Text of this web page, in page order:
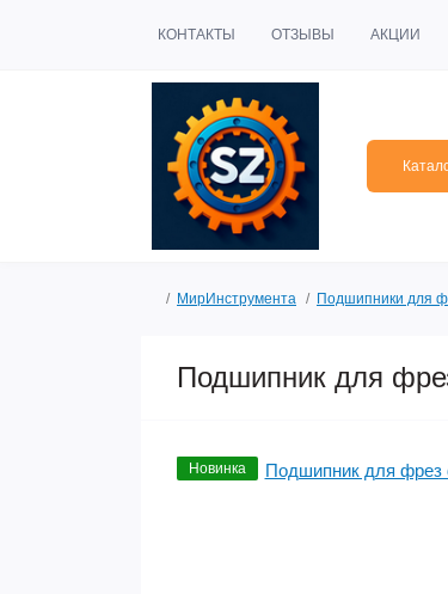
КОНТАКТЫ ОТЗЫВЫ АКЦИИ
МирИнструмента Подшипники для
Подшипник для
Новинка